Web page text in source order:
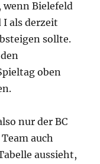
wenn Bielefeld
als derzeit
sollte.
oben
nur der BC
auch
aussieht,